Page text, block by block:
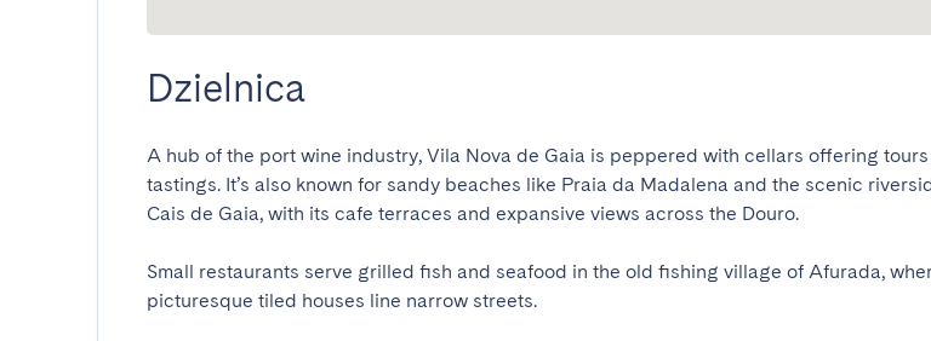
Dzielnica
A hub of the port wine industry, Vila Nova de Gaia is peppered with cellars offering
tastings. It’s also known for sandy beaches like Praia da Madalena and the scenic
Cais de Gaia, with its cafe terraces and expansive views across the Douro.
Small restaurants serve grilled fish and seafood in the old fishing village of Afurada,
picturesque tiled houses line narrow streets.